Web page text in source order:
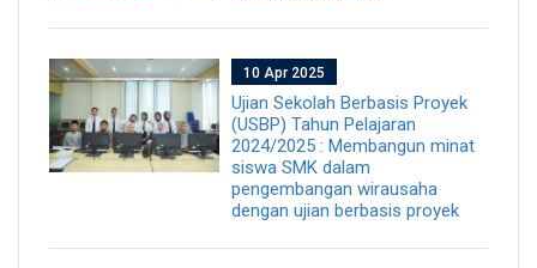
10 Apr 2025
Ujian Sekolah Berbasis Proyek
(USBP) Tahun Pelajaran
2024/2025 : Membangun minat
siswa SMK dalam
pengembangan wirausaha
dengan ujian berbasis proyek